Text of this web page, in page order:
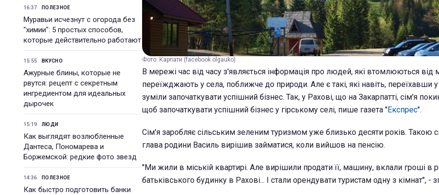
16:37 ПОЛЕЗНОЕ
Муравьи исчезнут с огорода без
"химии": 5 простых способов,
которые действительно работают
15:55 ВКУСНО
Ажурные блины, которые не
рвутся: рецепт с секретным
ингредиентом для идеальных
дырочек
15:19 ЛЮДИ
Как выглядят возлюбленные
Дантеса, Пономарева и
Боржемской: редкие фото звезд
14:36 ПОЛЕЗНОЕ
Как быстро подготовить банки
Фото: Карпати (facebook olgauko)
В мережі час від часу з'являється інформація про людей, які втомлюються від
переїжджають у села, поближче до природи. Але є такі, які навіть, переїхавши
зуміли започаткувати успішний бізнес. Так, у Рахові, що на Закарпатті, сім'я
щоб започаткувати успішний бізнес у гірському селі, пише газета "Експрес".
Сім'я заробляє сільським зеленим туризмом уже близько десяти років. Такою
глава родини Василь вирішив займатися, коли вийшов на пенсію.
"Ми жили в міській квартирі. Але вирішили продати її, машину, вклали гроші в
батьківського будинку в Рахові... І стали орендувати туристам одну з кімнат", -